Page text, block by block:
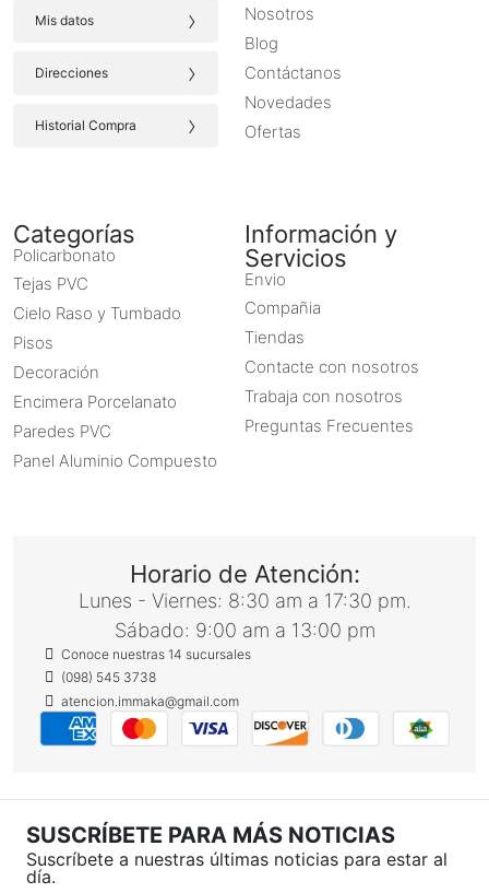
Mis datos ›
Direcciones ›
Historial Compra ›
Nosotros
Blog
Contáctanos
Novedades
Ofertas
Categorías
Policarbonato
Tejas PVC
Cielo Raso y Tumbado
Pisos
Decoración
Encimera Porcelanato
Paredes PVC
Panel Aluminio Compuesto
Información y
Servicios
Envio
Compañia
Tiendas
Contacte con nosotros
Trabaja con nosotros
Preguntas Frecuentes
Horario de Atención:
Lunes - Viernes: 8:30 am a 17:30 pm.
Sábado: 9:00 am a 13:00 pm
Conoce nuestras 14 sucursales
(098) 545 3738
atencion.immaka@gmail.com
SUSCRÍBETE PARA MÁS NOTICIAS
Suscríbete a nuestras últimas noticias para estar al
día.